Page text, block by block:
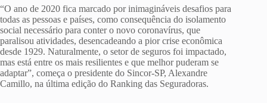
“O ano de 2020 fica marcado por inimagináveis desafios para
todas as pessoas e países, como consequência do isolamento
social necessário para conter o novo coronavírus, que
paralisou atividades, desencadeando a pior crise econômica
desde 1929. Naturalmente, o setor de seguros foi impactado,
mas está entre os mais resilientes e que melhor puderam se
adaptar”, começa o presidente do Sincor-SP, Alexandre
Camillo, na última edição do Ranking das Seguradoras.